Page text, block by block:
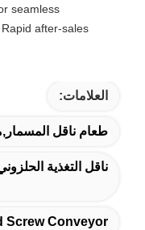
seamless
after-sales
العلامات:
طعام ناقل
ناقل التغذية الحلزوني U-Through,صناعة الأغذية الحامل المتحرك,إمداد المسمار المقاوم للحرارة
Screw Conveyor